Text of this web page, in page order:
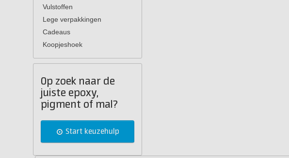
Vulstoffen
Lege verpakkingen
Cadeaus
Koopjeshoek
Op zoek naar de
juiste epoxy,
pigment of mal?
Start keuzehulp